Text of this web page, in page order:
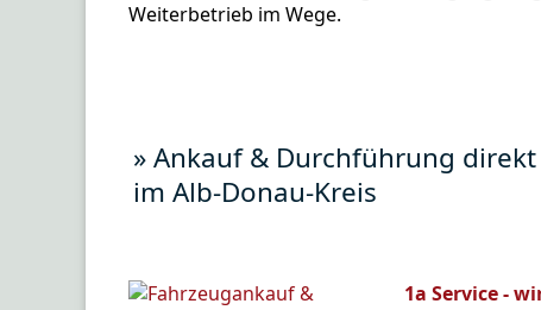
Weiterbetrieb im Wege.
» Ankauf & Durchführung
im Alb-Donau-Kreis
1a Service -